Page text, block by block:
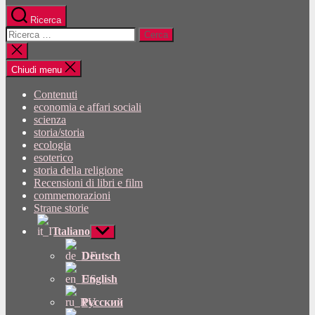
Ricerca
Cercare:
Chiudi
la
ricerca
Chiudi menu
Contenuti
economia e affari sociali
scienza
storia/storia
ecologia
esoterico
storia della religione
Recensioni di libri e film
commemorazioni
Strane storie
Italiano Mostra
sottomenu
Deutsch
English
Русский